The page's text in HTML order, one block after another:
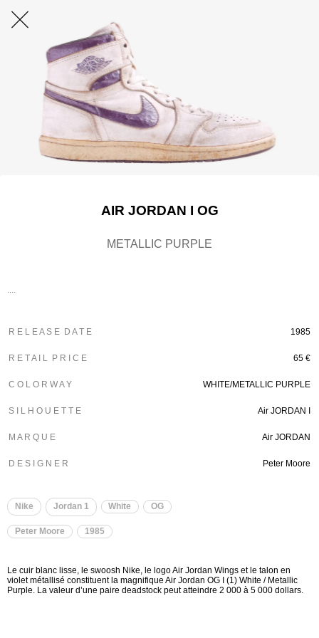
AIR JORDAN I OG
METALLIC PURPLE
R E L E A S E D A T E 1985
R E T A I L P R I C E 65 €
C O L O R W A Y WHITE/METALLIC PURPLE
S I L H O U E T T E Air JORDAN I
M A R Q U E Air JORDAN
D E S I G N E R Peter Moore
Nike Jordan 1 White OG
Peter Moore 1985
Le cuir blanc lisse, le swoosh Nike, le logo Air Jordan Wings et le talon en
violet métallisé constituent la magnifique Air Jordan OG I (1) White / Metallic
Purple. La valeur d’une paire deadstock peut atteindre 2 000 à 5 000 dollars.